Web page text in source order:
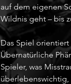
auf dem eigenen
Wildnis geht – bis
Das Spiel orientiert
Übernatürliche
Spieler, was